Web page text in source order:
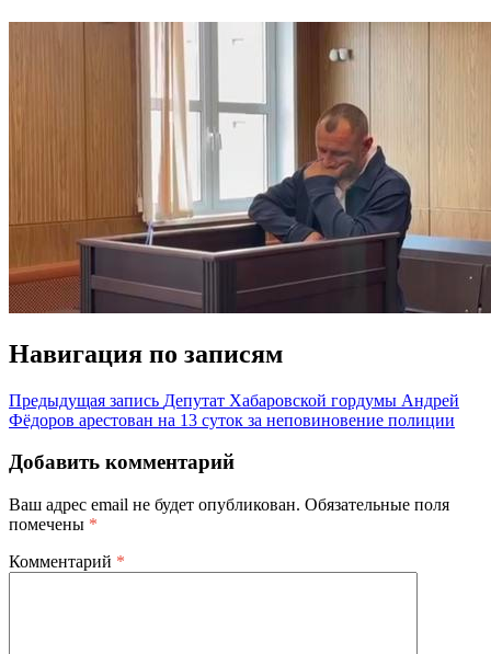
Навигация по записям
Предыдущая запись Депутат Хабаровской гордумы Андрей
Фёдоров арестован на 13 суток за неповиновение полиции
Добавить комментарий
Ваш адрес email не будет опубликован. Обязательные поля
помечены *
Комментарий *